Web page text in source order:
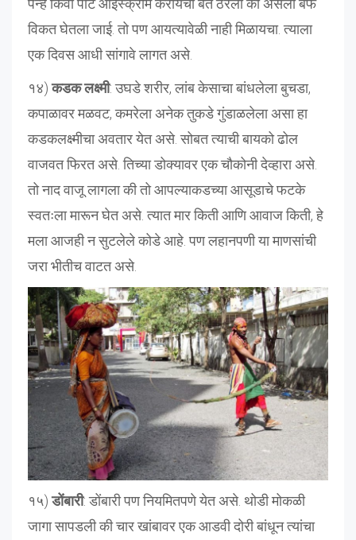
पन्हे किंवा पॉट आईस्क्रीम करायचा बेत ठरला की असला बर्फ
विकत घेतला जाई. तो पण आयत्यावेळी नाही मिळायचा. त्याला
एक दिवस आधी सांगावे लागत असे.
१४)कडक लक्ष्मी: उघडे शरीर, लांब केसाचा बांधलेला बुचडा,
कपाळावर मळवट, कमरेला अनेक तुकडे गुंडाळलेला असा हा
कडकलक्ष्मीचा अवतार येत असे. सोबत त्याची बायको ढोल
वाजवत फिरत असे. तिच्या डोक्यावर एक चौकोनी देव्हारा असे.
तो नाद वाजू लागला की तो आपल्याकडच्या आसूडाचे फटके
स्वतःला मारून घेत असे. त्यात मार किती आणि आवाज किती, हे
मला आजही न सुटलेले कोडे आहे. पण लहानपणी या माणसांची
जरा भीतीच वाटत असे.
१५)डोंबारी: डोंबारी पण नियमितपणे येत असे. थोडी मोकळी
जागा सापडली की चार खांबावर एक आडवी दोरी बांधून त्यांचा